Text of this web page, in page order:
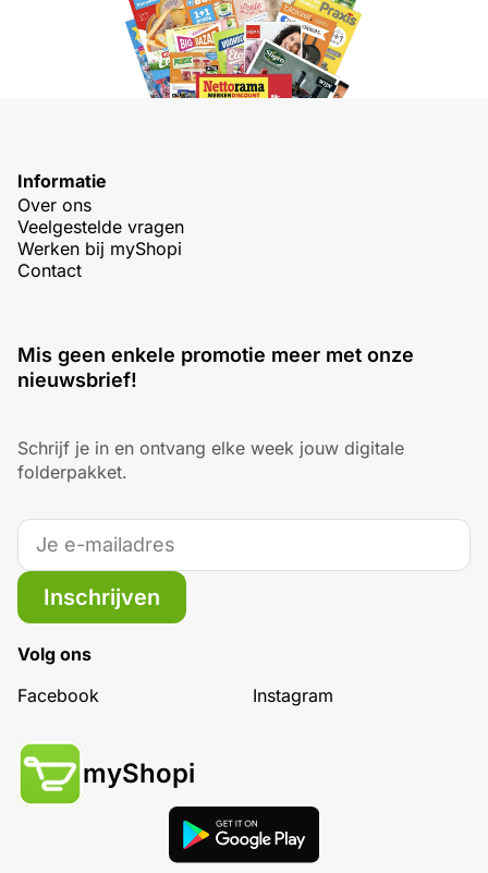
Informatie
Over ons
Veelgestelde vragen
Werken bij myShopi
Contact
Mis geen enkele promotie meer met onze
nieuwsbrief!
Schrijf je in en ontvang elke week jouw digitale
folderpakket.
Inschrijven
Volg ons
Facebook
Instagram
myShopi